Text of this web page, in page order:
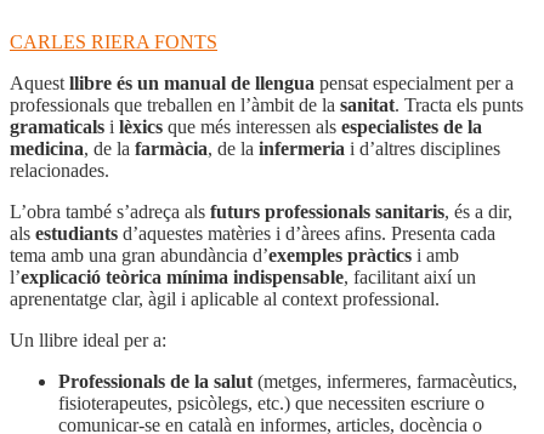
CARLES RIERA FONTS
Aquest llibre és un manual de llengua pensat especialment per a
professionals que treballen en l’àmbit de la sanitat. Tracta els punts
gramaticals i lèxics que més interessen als especialistes de la
medicina, de la farmàcia, de la infermeria i d’altres disciplines
relacionades.
L’obra també s’adreça als futurs professionals sanitaris, és a dir,
als estudiants d’aquestes matèries i d’àrees afins. Presenta cada
tema amb una gran abundància d’exemples pràctics i amb
l’explicació teòrica mínima indispensable, facilitant així un
aprenentatge clar, àgil i aplicable al context professional.
Un llibre ideal per a:
Professionals de la salut (metges, infermeres, farmacèutics,
fisioterapeutes, psicòlegs, etc.) que necessiten escriure o
comunicar-se en català en informes, articles, docència o